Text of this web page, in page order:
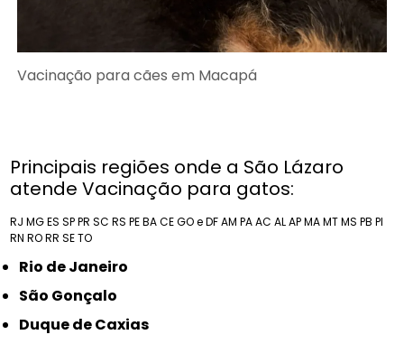
Vacinação para cães em Macapá
Principais regiões onde a São Lázaro
atende Vacinação para gatos:
RJ MGES SPPR SC RS PEBACEGO e DFAM PAAC ALAPMAMTMS PB PI
RN RORR SETO
Rio de Janeiro
São Gonçalo
Duque de Caxias